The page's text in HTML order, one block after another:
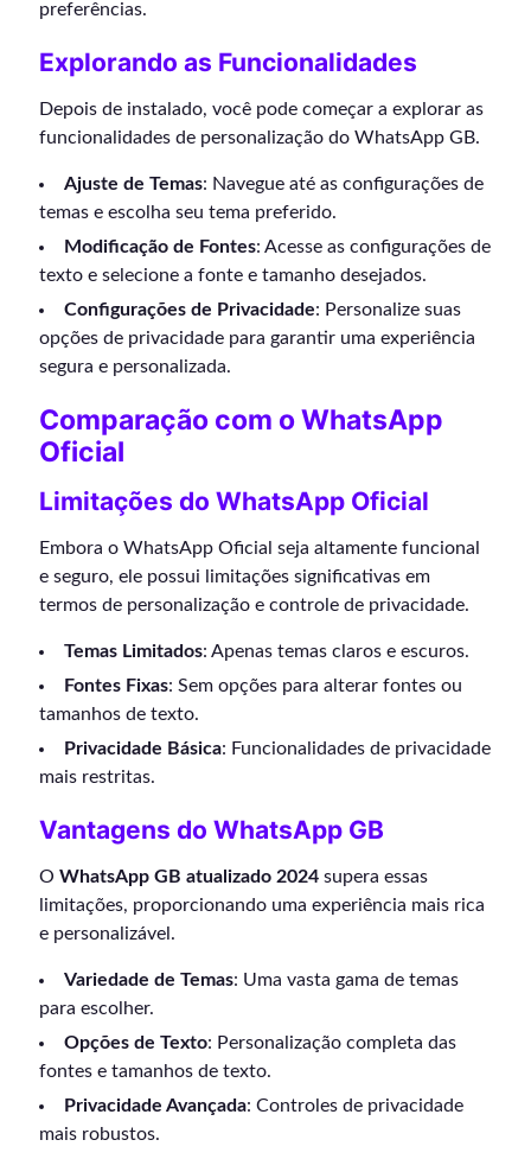
preferências.
Explorando as Funcionalidades
Depois de instalado, você pode começar a explorar as
funcionalidades de personalização do WhatsApp GB.
Ajuste de Temas: Navegue até as configurações de
temas e escolha seu tema preferido.
Modificação de Fontes: Acesse as configurações de
texto e selecione a fonte e tamanho desejados.
Configurações de Privacidade: Personalize suas
opções de privacidade para garantir uma experiência
segura e personalizada.
Comparação com o WhatsApp
Oficial
Limitações do WhatsApp Oficial
Embora o WhatsApp Oficial seja altamente funcional
e seguro, ele possui limitações significativas em
termos de personalização e controle de privacidade.
Temas Limitados: Apenas temas claros e escuros.
Fontes Fixas: Sem opções para alterar fontes ou
tamanhos de texto.
Privacidade Básica: Funcionalidades de privacidade
mais restritas.
Vantagens do WhatsApp GB
O WhatsApp GB atualizado 2024 supera essas
limitações, proporcionando uma experiência mais rica
e personalizável.
Variedade de Temas: Uma vasta gama de temas
para escolher.
Opções de Texto: Personalização completa das
fontes e tamanhos de texto.
Privacidade Avançada: Controles de privacidade
mais robustos.